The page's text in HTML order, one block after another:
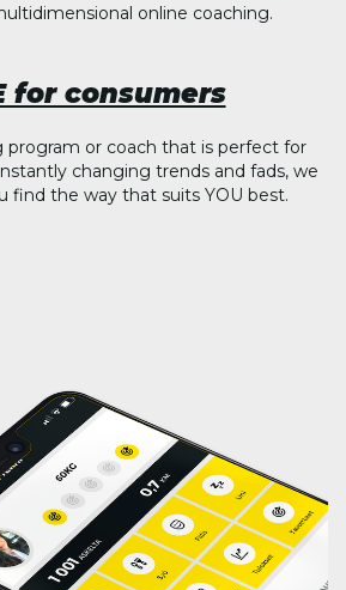
online coaching.
for consumers
program or coach that is perfect for
changing trends and fads, we
find the way that suits YOU best.